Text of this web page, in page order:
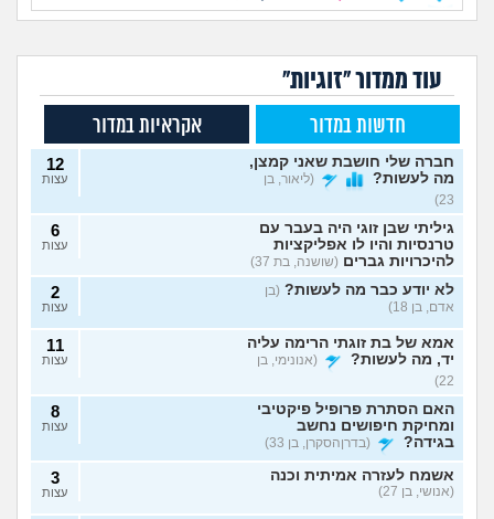
עוד ממדור "זוגיות"
חדשות במדור אקראיות במדור
חברה שלי חושבת שאני קמצן,
מה לעשות?
(ליאור, בן
23)
12
עצות
גיליתי שבן זוגי היה בעבר עם
טרנסיות והיו לו אפליקציות
להיכרויות גברים (שושנה, בת 37)
6
עצות
לא יודע כבר מה לעשות? (בן
אדם, בן 18)
2
עצות
אמא של בת זוגתי הרימה עליה
יד, מה לעשות?
(אנונימי, בן
22)
11
עצות
האם הסתרת פרופיל פיקטיבי
ומחיקת חיפושים נחשב
בגידה?
(בדרןהסקרן, בן 33)
8
עצות
אשמח לעזרה אמיתית וכנה
(אנושי, בן 27)
3
עצות